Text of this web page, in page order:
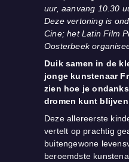
uur, aanvang 10.30
Deze vertoning is
Cine; het Latin Film
Oosterbeek
Duik samen in de
jonge kunstenaar
zien hoe je
dromen kunt
Deze allereerste
vertelt op prachtig
buitengewone
beroemdste